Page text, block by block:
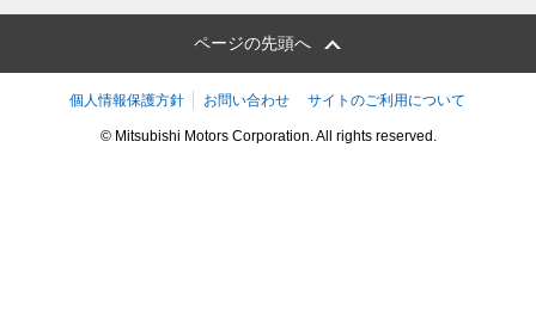
ページの先頭へ
個人情報保護方針 お問い合わせ サイトのご利用について
© Mitsubishi Motors Corporation. All rights reserved.